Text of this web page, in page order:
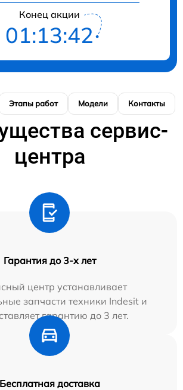
Конец акции
01:13:42
Этапы работ Модели Контакты
сервис-
центра
Гарантия до 3-х лет
центр устанавливает
запчасти техники Indesit и
гарантию до 3 лет.
Бесплатная доставка